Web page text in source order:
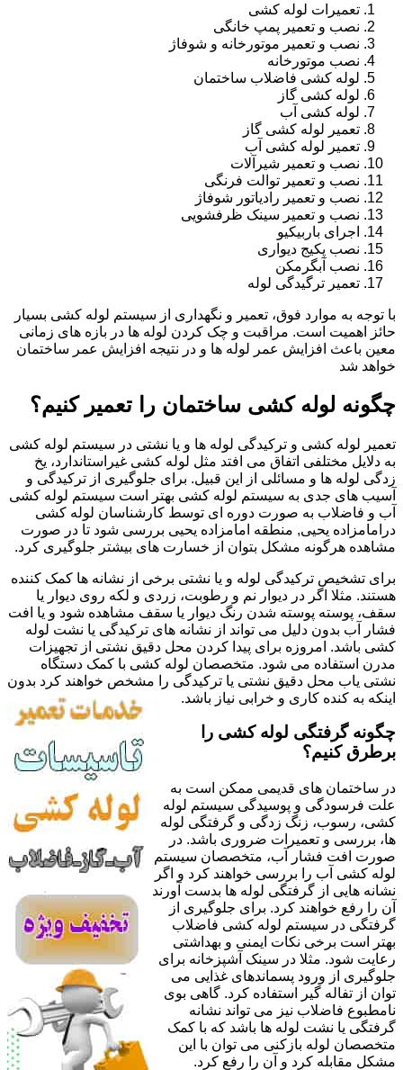
تعمیرات لوله کشی
نصب و تعمیر پمپ خانگی
نصب و تعمیر موتورخانه و شوفاژ
نصب موتورخانه
لوله کشی فاضلاب ساختمان
لوله کشی گاز
لوله کشی آب
تعمیر لوله کشی گاز
تعمیر لوله کشی آب
نصب و تعمیر شیرآلات
نصب و تعمیر توالت فرنگی
نصب و تعمیر رادیاتور شوفاژ
نصب و تعمیر سینک ظرفشویی
اجرای باربیکیو
نصب پکیج دیواری
نصب آبگرمکن
تعمیر ترگیدگی لوله
با توجه به موارد فوق، تعمیر و نگهداری از سیستم لوله کشی بسیار
حائز اهمیت است. مراقبت و چک کردن لوله ها در بازه های زمانی
معین باعث افزایش عمر لوله ها و در نتیجه افزایش عمر ساختمان
خواهد شد
چگونه لوله کشی ساختمان را تعمیر کنیم؟
تعمیر لوله کشی و ترکیدگی لوله ها و یا نشتی در سیستم لوله کشی
به دلایل مختلفی اتفاق می افتد مثل لوله کشی غیراستاندارد، یخ
زدگی لوله ها و مسائلی از این قبیل. برای جلوگیری از ترکیدگی و
آسیب های جدی به سیستم لوله کشی بهتر است سیستم لوله کشی
آب و فاضلاب به صورت دوره ای توسط کارشناسان لوله کشی
درامامزاده یحیی, منطقه امامزاده یحیی بررسی شود تا در صورت
مشاهده هرگونه مشکل بتوان از خسارت های بیشتر جلوگیری کرد.
برای تشخیص ترکیدگی لوله و یا نشتی برخی از نشانه ها کمک کننده
هستند. مثلا اگر در دیوار نم و رطوبت، زردی و لکه روی دیوار یا
سقف، پوسته پوسته شدن رنگ دیوار یا سقف مشاهده شود و یا افت
فشار آب بدون دلیل می تواند از نشانه های ترکیدگی یا نشت لوله
کشی باشد. امروزه برای پیدا کردن محل دقیق نشتی از تجهیزات
مدرن استفاده می شود. متخصصان لوله کشی با کمک دستگاه
نشتی یاب محل دقیق نشتی یا ترکیدگی را مشخص خواهند کرد بدون
اینکه به کنده کاری و خرابی نیاز باشد.
چگونه گرفتگی لوله کشی را
برطرق کنیم؟
در ساختمان های قدیمی ممکن است به
علت فرسودگی و پوسیدگی سیستم لوله
کشی، رسوب، زنگ زدگی و گرفتگی لوله
ها، بررسی و تعمیرات ضروری باشد. در
صورت افت فشار آب، متخصصان سیستم
لوله کشی آب را بررسی خواهند کرد و اگر
نشانه هایی از گرفتگی لوله ها بدست آورند
آن را رفع خواهند کرد. برای جلوگیری از
گرفتگی در سیستم لوله کشی فاضلاب
بهتر است برخی نکات ایمنی و بهداشتی
رعایت شود. مثلا در سینک آشپزخانه برای
جلوگیری از ورود پسماندهای غذایی می
توان از تفاله گیر استفاده کرد. گاهی بوی
نامطبوع فاضلاب نیز می تواند نشانه
گرفتگی یا نشت لوله ها باشد که با کمک
متخصصان لوله بازکنی می توان با این
مشکل مقابله کرد و آن را رفع کرد.